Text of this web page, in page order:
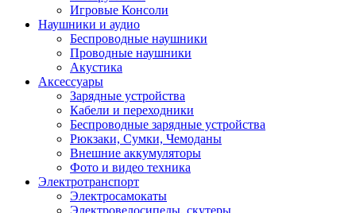
Игровые Консоли
Наушники и аудио
Беспроводные наушники
Проводные наушники
Акустика
Аксессуары
Зарядные устройства
Кабели и переходники
Беспроводные зарядные устройства
Рюкзаки, Сумки, Чемоданы
Внешние аккумуляторы
Фото и видео техника
Электротранспорт
Электросамокаты
Электровелосипеды, скутеры